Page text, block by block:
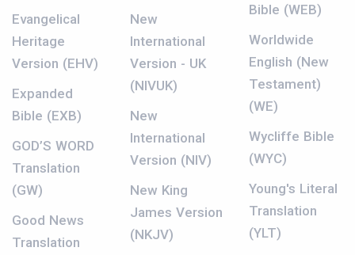
Evangelical
Heritage
Version (EHV)
Expanded
Bible (EXB)
GOD’S WORD
Translation
(GW)
Good News
Translation
New
International
Version - UK
(NIVUK)
New
International
Version (NIV)
New King
James Version
(NKJV)
Bible (WEB)
Worldwide
English (New
Testament)
(WE)
Wycliffe Bible
(WYC)
Young's Literal
Translation
(YLT)